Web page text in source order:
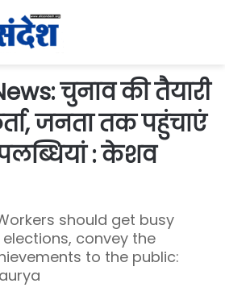
चुनाव की तैयारी
जनता तक पहुंचाएं
: केशव
should get busy
convey the
to the public: